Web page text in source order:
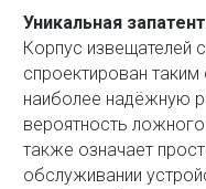
Уникальная
Корпус извещателей
спроектирован
наиболее надёжную
вероятность
также означает
обслуживании